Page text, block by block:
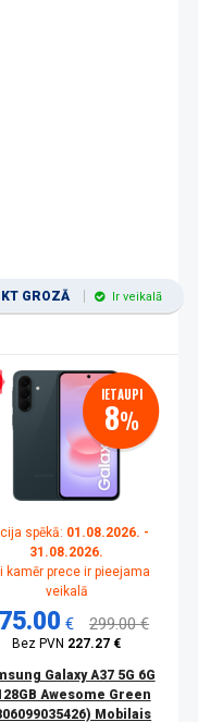
GROZĀ Ir veikalā
IETAUPI
8%
spēkā: 01.08.2026. -
31.08.2026.
kamēr prece ir pieejama
veikalā
€ 299.00 €
Bez PVN 227.27 €
Galaxy A37 5G 6G
Awesome Green
Mobilais